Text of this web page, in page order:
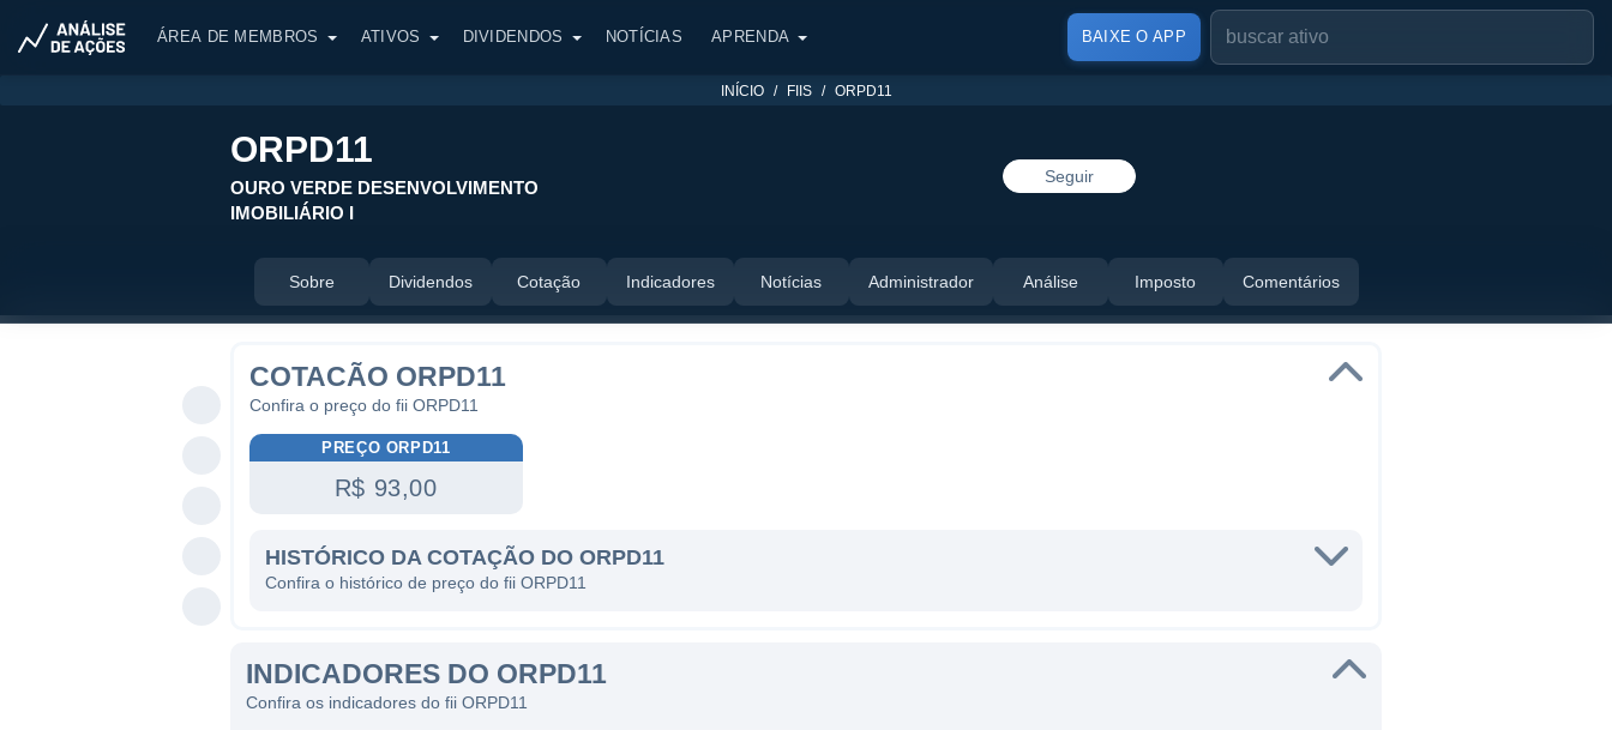
ÁREA DE MEMBROS ATIVOS DIVIDENDOS NOTÍCIAS APRENDA BAIXE O APP
INÍCIO FIIS ORPD11
ORPD11
OURO VERDE DESENVOLVIMENTO
IMOBILIÁRIO I
Seguir
Sobre Dividendos Cotação Indicadores Notícias Administrador Análise Imposto Comentários
COTACÃO ORPD11
Confira o preço do fii ORPD11
PREÇO ORPD11
R$ 93,00
HISTÓRICO DA COTAÇÃO DO ORPD11
Confira o histórico de preço do fii ORPD11
INDICADORES DO ORPD11
Confira os indicadores do fii ORPD11